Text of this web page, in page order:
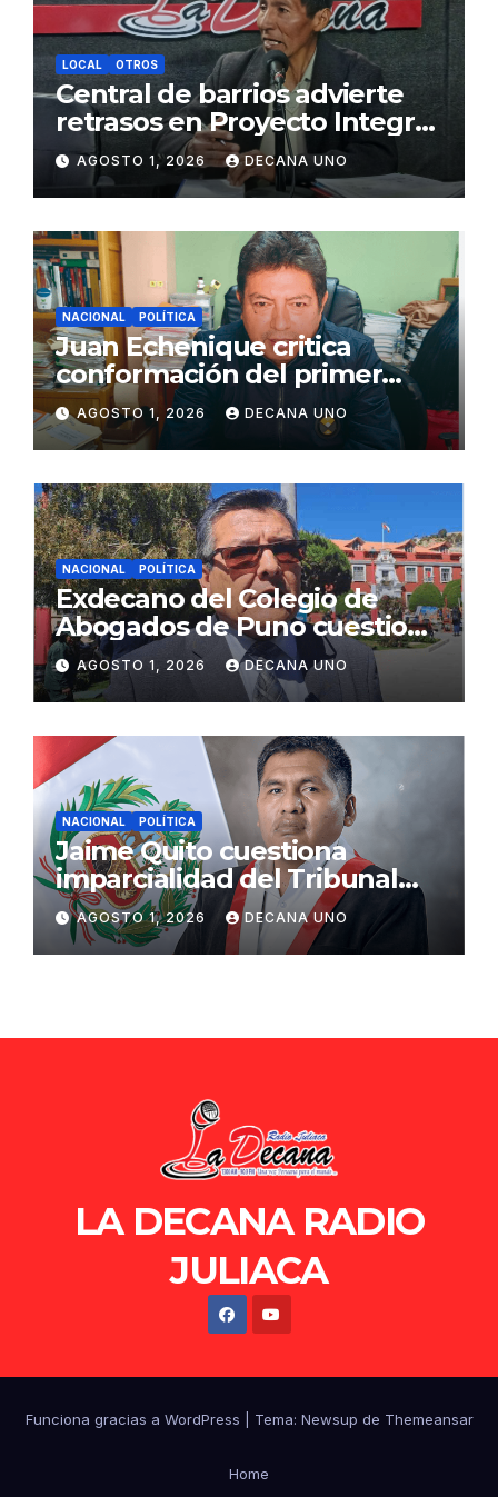
LOCAL OTROS
Central de barrios advierte
retrasos en Proyecto Integral
de Agua y Alcantarillado para
Juliaca
AGOSTO 1, 2026 DECANA UNO
NACIONAL POLÍTICA
Juan Echenique critica
conformación del primer
gabinete ministerial de Keiko
Fujimori
AGOSTO 1, 2026 DECANA UNO
NACIONAL POLÍTICA
Exdecano del Colegio de
Abogados de Puno cuestiona
propuestas sobre seguridad
ciudadana
AGOSTO 1, 2026 DECANA UNO
NACIONAL POLÍTICA
Jaime Quito cuestiona
imparcialidad del Tribunal
Constitucional tras liberación
de Ollanta Humala
AGOSTO 1, 2026 DECANA UNO
LA DECANA RADIO
JULIACA
Funciona gracias a WordPress Tema: Newsup de Themeansar
Home